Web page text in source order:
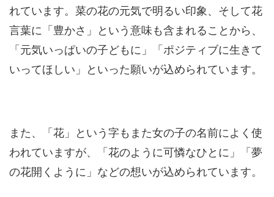
れています。菜の花の元気で明るい印象、そして花
言葉に「豊かさ」という意味も含まれることから、
「元気いっぱいの子どもに」「ポジティブに生きて
いってほしい」といった願いが込められています。
また、「花」という字もまた女の子の名前によく使
われていますが、「花のように可憐なひとに」「夢
の花開くように」などの想いが込められています。